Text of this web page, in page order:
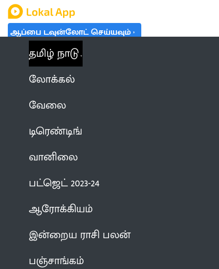
ஆப்பை டவுன்லோட் செய்யவும்
தமிழ் நாடு
லோக்கல்
வேலை
டிரெண்டிங்
வானிலை
பட்ஜெட் 2023-24
ஆரோக்கியம்
இன்றைய ராசி பலன்
பஞ்சாங்கம்